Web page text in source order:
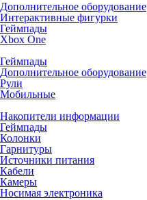
Дополнительное оборудование
Интерактивные фигурки
Геймпады
Xbox One
Геймпады
Дополнительное оборудование
Рули
Мобильные
Накопители информации
Геймпады
Колонки
Гарнитуры
Источники питания
Кабели
Камеры
Носимая электроника